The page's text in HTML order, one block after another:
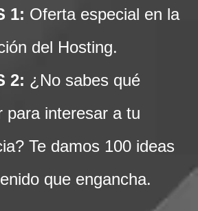
1: Oferta especial en la
del Hosting.
2: ¿No sabes qué
para interesar a tu
Te damos 100 ideas
que engancha.